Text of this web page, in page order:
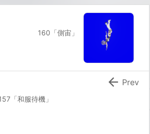
160「側宙」
「和服待機」
 Prev